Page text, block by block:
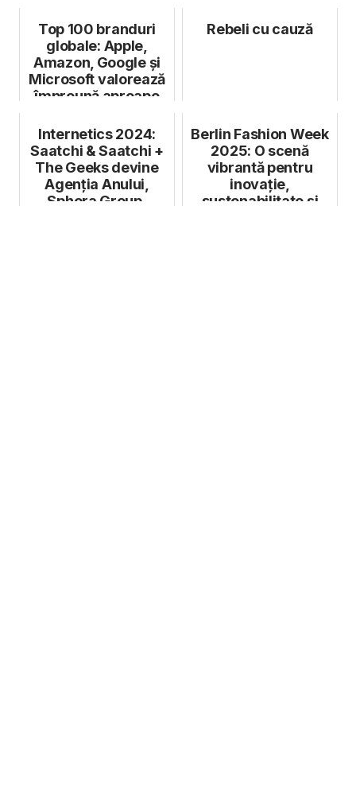
Top 100 branduri
globale: Apple,
Amazon, Google și
Microsoft valorează
împreună aproape
Rebeli cu cauză
Internetics 2024:
Saatchi & Saatchi +
The Geeks devine
Agenția Anului,
Sphera Group,
Berlin Fashion Week
2025: O scenă
vibrantă pentru
inovație,
sustenabilitate și